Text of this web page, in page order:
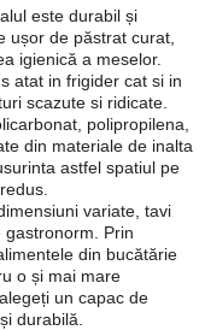
este durabil și
ușor de păstrat curat,
igienică a meselor.
atat in frigider cat si in
scazute si ridicate.
polipropilena,
din materiale de inalta
astfel spatiul pe
variate, tavi
Prin
din bucătărie
o și mai mare
un capac de
durabilă.